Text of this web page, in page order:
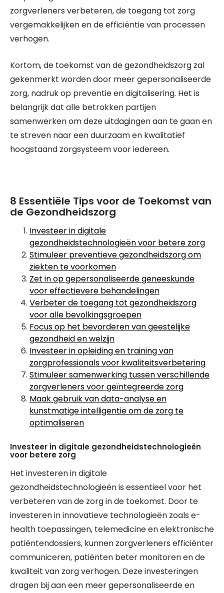
zorgverleners verbeteren, de toegang tot zorg
vergemakkelijken en de efficiëntie van processen
verhogen.
Kortom, de toekomst van de gezondheidszorg zal
gekenmerkt worden door meer gepersonaliseerde
zorg, nadruk op preventie en digitalisering. Het is
belangrijk dat alle betrokken partijen
samenwerken om deze uitdagingen aan te gaan en
te streven naar een duurzaam en kwalitatief
hoogstaand zorgsysteem voor iedereen.
8 Essentiële Tips voor de Toekomst van
de Gezondheidszorg
Investeer in digitale
gezondheidstechnologieën voor betere zorg
Stimuleer preventieve gezondheidszorg om
ziekten te voorkomen
Zet in op gepersonaliseerde geneeskunde
voor effectievere behandelingen
Verbeter de toegang tot gezondheidszorg
voor alle bevolkingsgroepen
Focus op het bevorderen van geestelijke
gezondheid en welzijn
Investeer in opleiding en training van
zorgprofessionals voor kwaliteitsverbetering
Stimuleer samenwerking tussen verschillende
zorgverleners voor geïntegreerde zorg
Maak gebruik van data-analyse en
kunstmatige intelligentie om de zorg te
optimaliseren
Investeer in digitale gezondheidstechnologieën
voor betere zorg
Het investeren in digitale
gezondheidstechnologieën is essentieel voor het
verbeteren van de zorg in de toekomst. Door te
investeren in innovatieve technologieën zoals e-
health toepassingen, telemedicine en elektronische
patiëntendossiers, kunnen zorgverleners efficiënter
communiceren, patiënten beter monitoren en de
kwaliteit van zorg verhogen. Deze investeringen
dragen bij aan een meer gepersonaliseerde en